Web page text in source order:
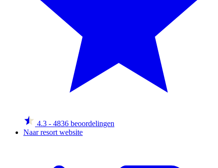
4.3 - 4836 beoordelingen
Naar resort website